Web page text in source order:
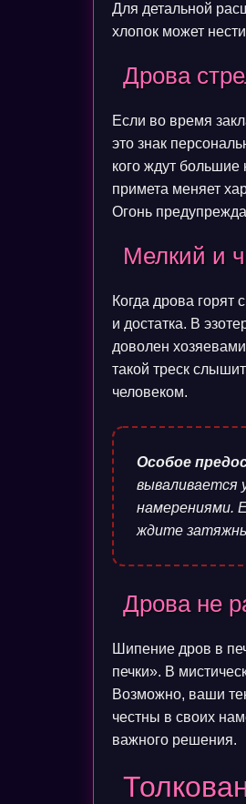
Для детальной
хлопок может
Дрова
Если во время
это знак
кого ждут
примета меняет
Огонь
Мелкий и
Когда дрова горят
и достатка. В
доволен
такой треск
человеком.
Особое
вываливается
намерениями.
ждите
Дрова не
Шипение дров в
печки». В
Возможно, ваши
честны в своих
важного решения.